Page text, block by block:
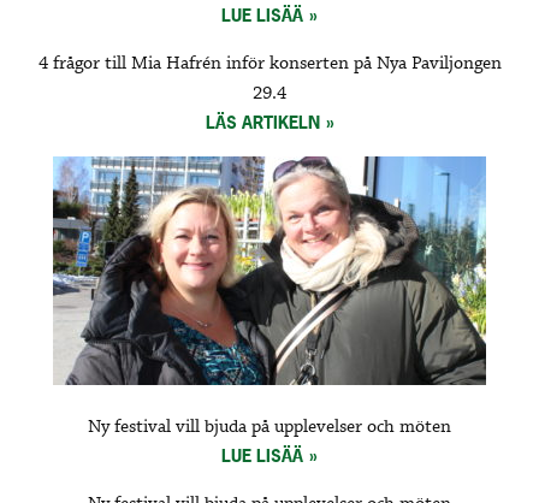
LUE LISÄÄ
4 frågor till Mia Hafrén inför konserten på Nya Paviljongen
29.4
LÄS ARTIKELN
Ny festival vill bjuda på upplevelser och möten
LUE LISÄÄ